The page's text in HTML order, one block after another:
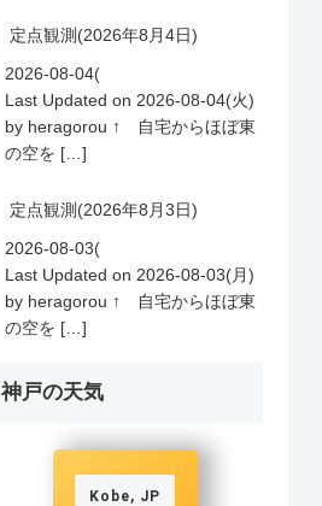
定点観測(2026年8月4日)
2026-08-04(
Last Updated on 2026-08-04(火)
by heragorou ↑ 自宅からほぼ東
の空を […]
定点観測(2026年8月3日)
2026-08-03(
Last Updated on 2026-08-03(月)
by heragorou ↑ 自宅からほぼ東
の空を […]
神戸の天気
Kobe, JP